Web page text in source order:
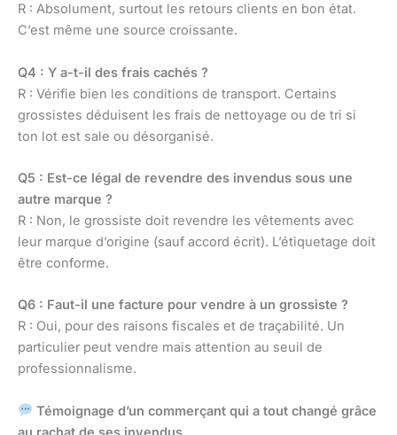
R : Absolument, surtout les retours clients en bon état.
C’est même une source croissante.
Q4 : Y a-t-il des frais cachés ?
R : Vérifie bien les conditions de transport. Certains
grossistes déduisent les frais de nettoyage ou de tri si
ton lot est sale ou désorganisé.
Q5 : Est-ce légal de revendre des invendus sous une
autre marque ?
R : Non, le grossiste doit revendre les vêtements avec
leur marque d’origine (sauf accord écrit). L’étiquetage doit
être conforme.
Q6 : Faut-il une facture pour vendre à un grossiste ?
R : Oui, pour des raisons fiscales et de traçabilité. Un
particulier peut vendre mais attention au seuil de
professionnalisme.
Témoignage d’un commerçant qui a tout changé grâce